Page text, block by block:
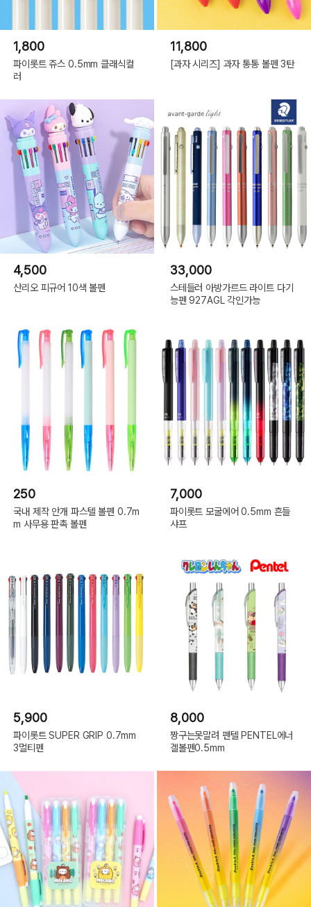
1,800
파이롯트 쥬스 0.5mm 클래식컬
러
11,800
[과자 시리즈] 과자 통통 볼펜 3탄
4,500
산리오 피규어 10색 볼펜
33,000
스테들러 아방가르드 라이트 다기
능펜 927AGL 각인가능
250
국내 제작 안개 파스텔 볼펜 0.7m
m 사무용 판촉 볼펜
7,000
파이롯트 모굴에어 0.5mm 흔들
샤프
5,900
파이롯트 SUPER GRIP 0.7mm
3멀티펜
8,000
짱구는못말려 펜텔 PENTEL에너
겔볼펜0.5mm